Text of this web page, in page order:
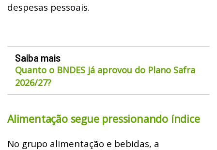
despesas pessoais.
Saiba mais
Quanto o BNDES já aprovou do Plano Safra
2026/27?
Alimentação segue pressionando índice
No grupo alimentação e bebidas, a